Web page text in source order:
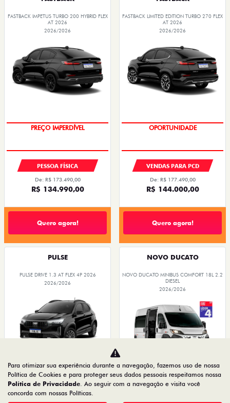
VENDAS DIRETAS
VENDAS PARA PCD
SOLUÇÕES FINANCEIRAS
INSTITUCIONAL
Home Ofertas
Desacelere. Seu bem maior é a vida.
19.122.936/0001-13
Para otimizar sua experiência durante a navegação, fazemos uso de nossa
Política de Cookies e para proteger seus dados pessoais respeitamos nossa
Política de Privacidade. Ao seguir com a navegação e visita você
concorda com nossas Políticas.